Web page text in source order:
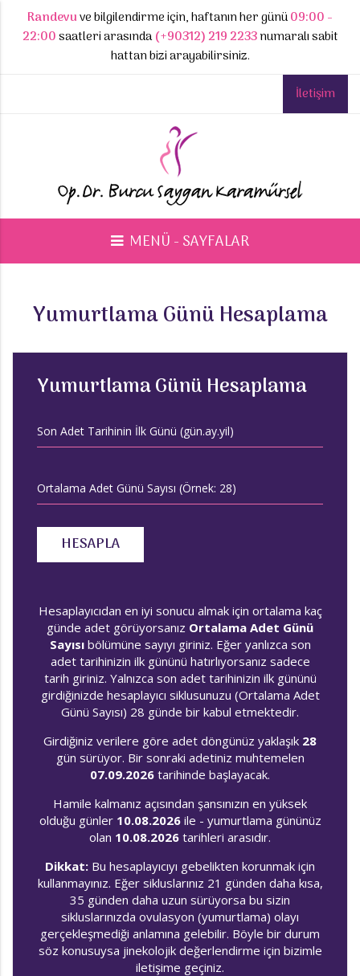
Randevuve bilgilendirme için, haftanın her günü09:00 -
22:00saatleri arasında(+90312) 219 2233numaralı sabit
hattan bizi arayabilirsiniz.
İletişim
MENÜ - SAYFALAR
Yumurtlama Günü Hesaplama
Yumurtlama Günü Hesaplama
Son Adet Tarihinin İlk Günü (gün.ay.yil)
Ortalama Adet Günü Sayısı (Örnek: 28)
HESAPLA
Hesaplayıcıdan en iyi sonucu almak için ortalama kaç
günde adet görüyorsanız Ortalama Adet Günü
Sayısıbölümüne sayıyı giriniz. Eğer yanlızca son
adet tarihinizin ilk gününü hatırlıyorsanız sadece
tarih giriniz. Yalnızca son adet tarihinizin ilk gününü
girdiğinizde hesaplayıcı siklusunuzu (Ortalama Adet
Günü Sayısı) 28 günde bir kabul etmektedir.
Girdiğiniz verilere göre adet döngünüz yaklaşık 28
gün sürüyor. Bir sonraki adetiniz muhtemelen
07.09.2026 tarihinde başlayacak.
Hamile kalmanız açısından şansınızın en yüksek
olduğu günler 10.08.2026ile - yumurtlama gününüz
olan 10.08.2026 tarihleri arasıdır.
Dikkat: Bu hesaplayıcıyı gebelikten korunmak için
kullanmayınız. Eğer sikluslarınız 21 günden daha kısa,
35 günden daha uzun sürüyorsa bu sizin
sikluslarınızda ovulasyon (yumurtlama) olayı
gerçekleşmediği anlamına gelebilir. Böyle bir durum
söz konusuysa jinekolojik değerlendirme için bizimle
iletişime geçiniz.